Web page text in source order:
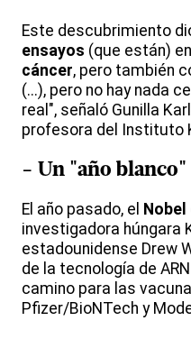
Este descubrimiento
ensayos (que están)
cáncer, pero también
(...), pero no hay nada
real", señaló Gunilla
profesora del Instituto
- Un "año
El año pasado, el Nobel
investigadora húngara
estadounidense Drew
de la tecnología de
camino para las
Pfizer/BioNTech y